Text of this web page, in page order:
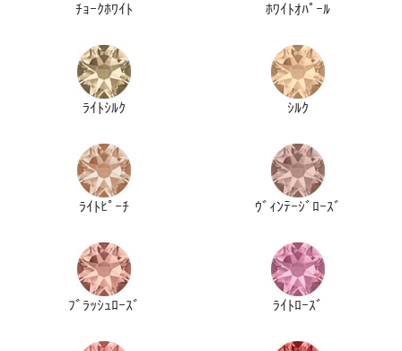
ﾁｮｰｸﾎﾜｲﾄ ﾎﾜｲﾄｵﾊﾟｰﾙ
ﾗｲﾄｼﾙｸ ｼﾙｸ
ﾗｲﾄﾋﾟｰﾁ ｳﾞｨﾝﾃｰｼﾞﾛｰｽﾞ
ﾌﾞﾗｯｼｭﾛｰｽﾞ ﾗｲﾄﾛｰｽﾞ